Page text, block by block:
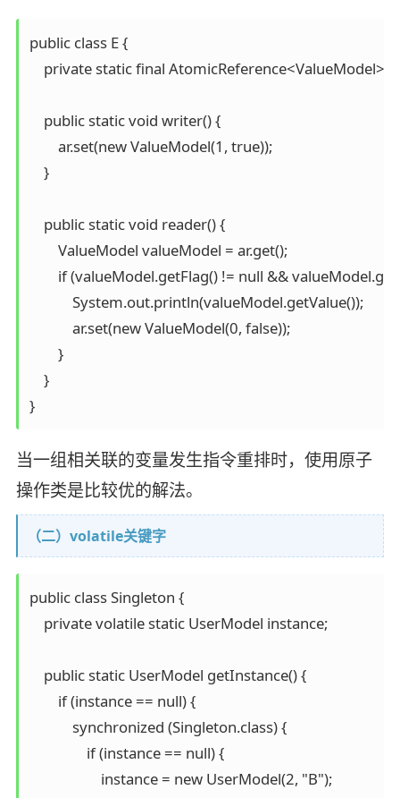
public class E {
private static final
    public static void writer() {
        ar.set(new ValueModel(1, true));
    }
    public static void reader() {
        ValueModel valueModel = ar.get();
if (valueModel.getFlag() != null &&
            System.out.println(valueModel.getValue());
            ar.set(new ValueModel(0, false));
        }
    }
}
当一组相关联的变量发生指令重排时，使用原子
操作类是比较优的解法。
（二）volatile关键字
public class Singleton {
    private volatile static UserModel instance;
    public static UserModel getInstance() {
        if (instance == null) {
            synchronized (Singleton.class) {
                if (instance == null) {
                    instance = new UserModel(2, "B");